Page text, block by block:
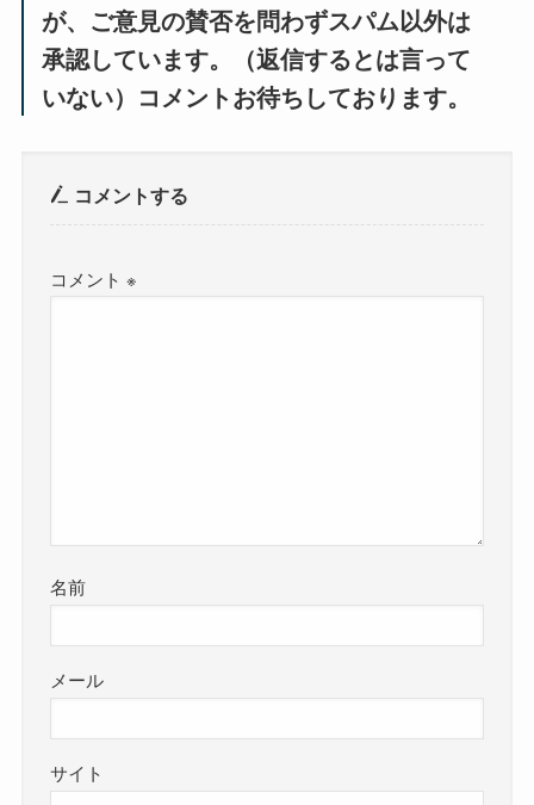
が、ご意見の賛否を問わずスパム以外は
承認しています。（返信するとは言って
いない）コメントお待ちしております。
コメントする
コメント※
名前
メール
サイト